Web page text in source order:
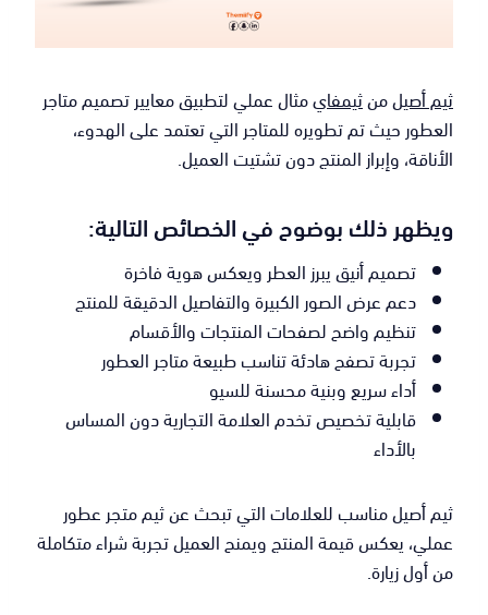
ثيم أصيلمنثيمفايمثال عملي لتطبيق معايير تصميم متاجر
العطور حيث تم تطويره للمتاجر التي تعتمد على الهدوء،
الأناقة، وإبراز المنتج دون تشتيت العميل.
ويظهر ذلك بوضوح في الخصائص التالية:
تصميم أنيق يبرز العطر ويعكس هوية فاخرة
دعم عرض الصور الكبيرة والتفاصيل الدقيقة للمنتج
تنظيم واضح لصفحات المنتجات والأقسام
تجربة تصفح هادئة تناسب طبيعة متاجر العطور
أداء سريع وبنية محسنة للسيو
قابلية تخصيص تخدم العلامة التجارية دون المساس
بالأداء
ثيم أصيل مناسب للعلامات التي تبحث عن ثيم متجر عطور
عملي، يعكس قيمة المنتج ويمنح العميل تجربة شراء متكاملة
من أول زيارة.